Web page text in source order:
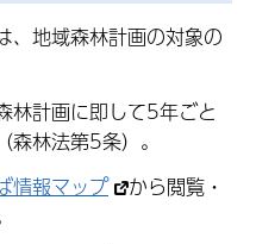
、地域森林計画の対象の
林計画に即して5年ごと
林法第5条）。
情報マップ
から閲覧・